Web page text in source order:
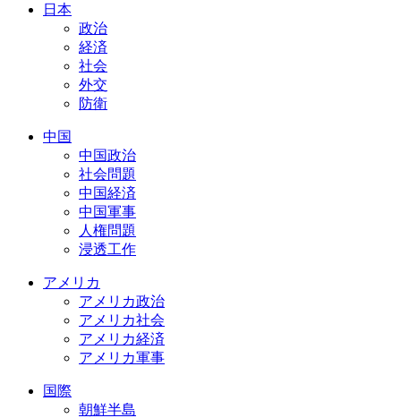
日本
政治
経済
社会
外交
防衛
中国
中国政治
社会問題
中国経済
中国軍事
人権問題
浸透工作
アメリカ
アメリカ政治
アメリカ社会
アメリカ経済
アメリカ軍事
国際
朝鮮半島